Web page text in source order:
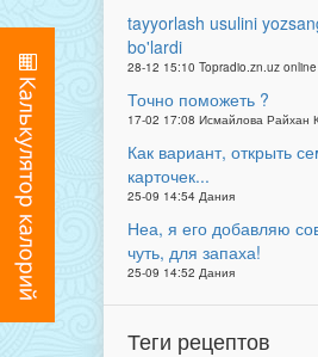
tayyorlash usulini
bo'lardi
28-12 15:10 Topradio.zn.uz online
Точно поможеть ?
17-02 17:08 Исмайлова Райхан
Как вариант, открыть
карточек...
25-09 14:54 Дания
Неа, я его добавляю
чуть, для запаха!
25-09 14:52 Дания
Теги рецептов